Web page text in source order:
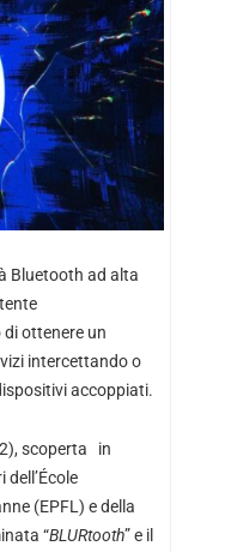
Bluetooth ad alta
ottenere un
intercettando o
accoppiati.
scoperta in
(EPFL) e della
“BLURtooth” e il